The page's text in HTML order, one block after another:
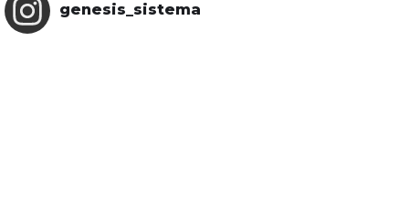
genesis_sistema